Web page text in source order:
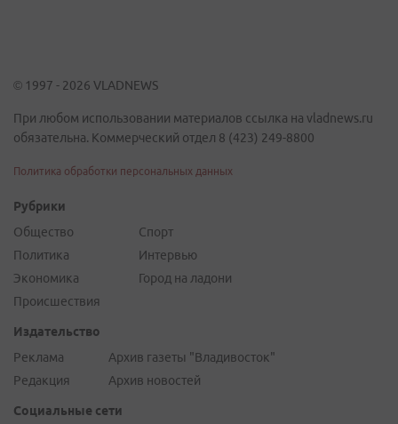
© 1997 - 2026 VLADNEWS
При любом использовании материалов ссылка на vladnews.ru
обязательна. Коммерческий отдел 8 (423) 249-8800
Политика обработки персональных данных
Рубрики
Общество
Политика
Экономика
Происшествия
Спорт
Интервью
Город на ладони
Издательство
Реклама
Редакция
Архив газеты "Владивосток"
Архив новостей
Социальные сети